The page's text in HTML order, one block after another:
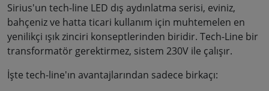
Sirius'un tech-line LED dış aydınlatma serisi, eviniz,
bahçeniz ve hatta ticari kullanım için muhtemelen en
yenilikçi ışık zinciri konseptlerinden biridir. Tech-Line bir
transformatör gerektirmez, sistem 230V ile çalışır.
İşte tech-line'ın avantajlarından sadece birkaçı: